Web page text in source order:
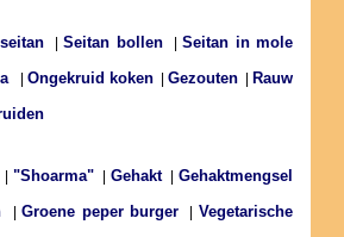
|Seitan bollen|Seitan in mole
Ongekruid koken Gezouten
Rauw
"Shoarma" Gehakt|Gehaktmengsel
|Groene peper burger |Vegetarische